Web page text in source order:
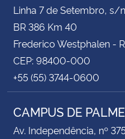
Linha 7 de Setembro, s/n
BR 386 Km 40
Frederico Westphalen -
CEP: 98400-000
+55 (55) 3744-0600
CAMPUS DE
Av. Independência, nº